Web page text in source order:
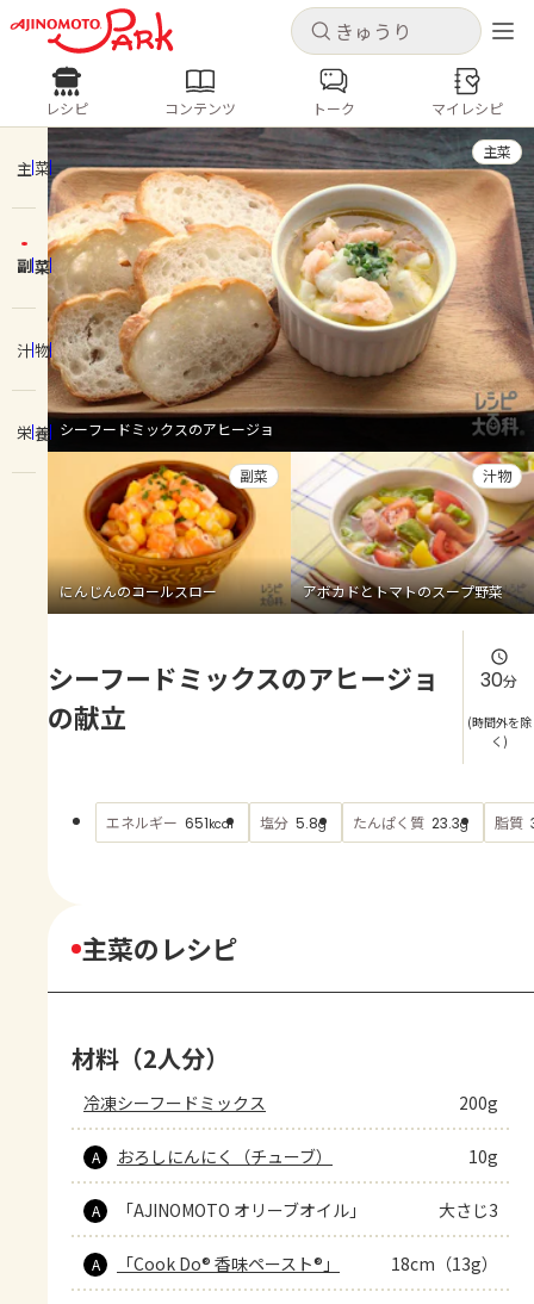
キャンセル
ログインするとレシピを保存できます
ログイン 新規登録
ホーム
コンテンツ
レシピ
トーク
よくあるお問い合わせ
お買い物
AJINOMOTO PARK とは
キャンセル
レシピ コンテンツ
人気の食材・レシピ
きゅうり なす トマト
とうもろこし
ピーマン
みょうが ゴーヤ
レシピ コンテンツ トーク マイレシピ
主菜
副菜
汁物
栄養 シーフードミックスのアヒージョ
主菜
にんじんのコールスロー
副菜
アボカドとトマトのスープ野菜
汁物
シーフードミックスのアヒージョ
の献立
30分
(時間外を除
く)
エネルギー 651kcal 塩分 5.8g たんぱく質 23.3g 脂質
主菜のレシピ
材料（2人分）
冷凍シーフードミックス 200g
A おろしにんにく（チューブ） 10g
A 「AJINOMOTO オリーブオイル」 大さじ3
A 「Cook Do® 香味ペースト®」 18cm（13g）